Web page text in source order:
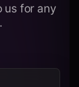
us for any